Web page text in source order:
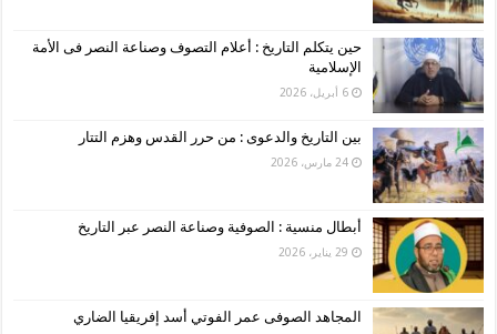
حين يتكلم التاريخ : أعلام التصوف وصناعة النصر فى الأمة
الإسلامية
6 أبريل، 2026
بين التاريخ والدعوى : من حرر القدس وهزم التتار
24 مارس، 2026
أبطال منسية : الصوفية وصناعة النصر عبر التاريخ
29 يناير، 2026
المجاهد الصوفى عمر الفوتي أسد إفريقيا الضاري